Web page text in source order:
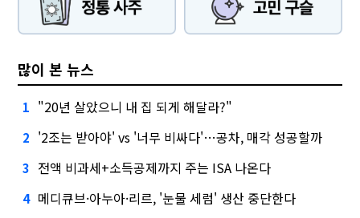
많이 본 뉴스
1 "20년 살았으니 내 집 되게 해달라?"
2 '2조는 받아야' vs '너무 비싸다'…공차, 매각 성공할까
3 전액 비과세+소득공제까지 주는 ISA 나온다
4 메디큐브·아누아·리르, '눈물 세럼' 생산 중단한다